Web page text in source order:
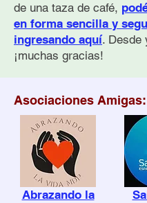
de una taza de café,
en forma sencilla y
ingresando aquí. Desde
¡muchas gracias!
Asociaciones Amigas:
Abrazando la